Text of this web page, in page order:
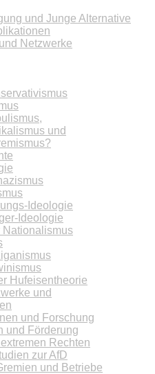
und Junge Alternative
Netzwerke
und
Ideologie
Ideologie
Hufeisentheorie
und
und Forschung
und Förderung
Rechten
zur AfD
und Betriebe